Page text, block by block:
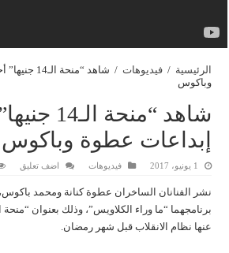
الرئيسية / فيديوهات /
شاهد “منحة
وباكوس
شاهد “منحة
إبداعات عطوة وباكوس
1 يونيو، 2017 فيديوهات اضف تعليق
نشر الفنانان الساخران عطوة كنانة ومحمد
عنها نظام الانقلاب قبل شهر رمضان.